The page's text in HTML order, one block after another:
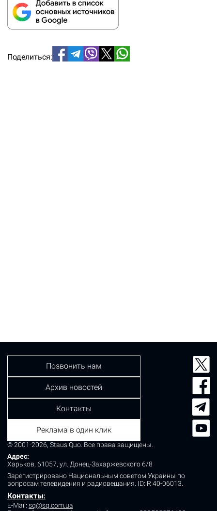
Поделиться:
© 2001-2026, Staus Quo. Все права защищены.
Адрес:
Харьков, 61057, ул. Донец-Захаржевского 6/8
Зарегистрировано Национальным советом Украины по
вопросам телевидения и радиовещания. ID: R 40-06013.
Контакты:
E-Mail: sq@sq.com.ua
Позвонить нам
Архив новостей
Контакты
Реклама в один клик